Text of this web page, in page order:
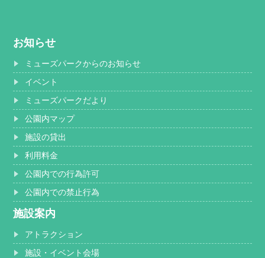
お知らせ
ミューズパークからのお知らせ
イベント
ミューズパークだより
公園内マップ
施設の貸出
利用料金
公園内での行為許可
公園内での禁止行為
施設案内
アトラクション
施設・イベント会場